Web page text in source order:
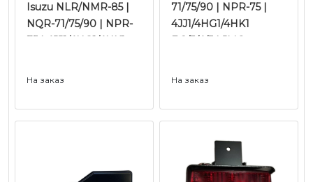
Isuzu NLR/NMR-85 |
NQR-71/75/90 | NPR-
75 | 4JJ1/4HG1/4HK1
На заказ
71/75/90 | NPR-75 |
4JJ1/4HG1/4HK1
Е-2/3/4/5 | JMC
На заказ